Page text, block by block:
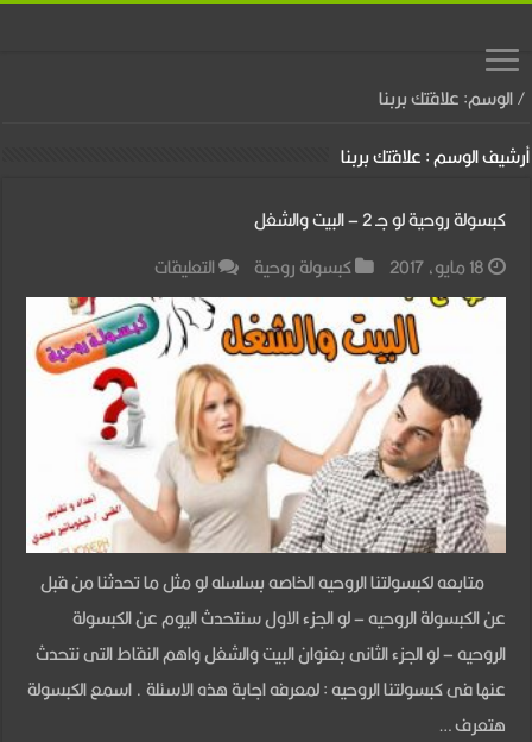
/الوسم:علاقتك بربنا
أرشيف الوسم :علاقتك بربنا
كبسولة روحية لو جـ 2 – البيت والشغل
18 مايو، 2017
كبسولة روحية التعليقات
كبسولة
روحية
جـ
2
البيت
والشغل
مغلقة
متابعه لكبسولتنا الروحيه الخاصه بسلسله لو مثل ما تحدثنا من قبل
عن الكبسولة الروحيه – لو الجزء الاول سنتحدث اليوم عن الكبسولة
الروحيه – لو الجزء الثانى بعنوان البيت والشغل واهم النقاط التى نتحدث
عنها فى كبسولتنا الروحيه : لمعرفه اجابة هذه الاسئلة . اسمع الكبسولة
هتعرف …